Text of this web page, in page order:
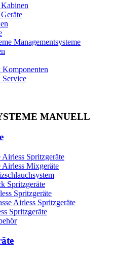
Managementsysteme
MANUELL
Spritzgeräte
Airless Mixgeräte
Spritzgeräte
Spritzgeräte
Airless Spritzgeräte
Spritzgeräte